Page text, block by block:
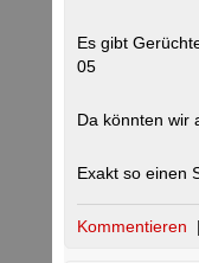
Es gibt
05
Da könnten wir
Exakt so einen
Kommentieren |